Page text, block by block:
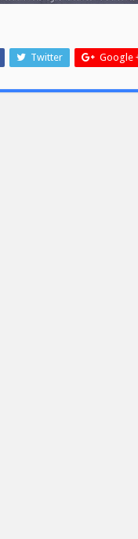
Twitter Google